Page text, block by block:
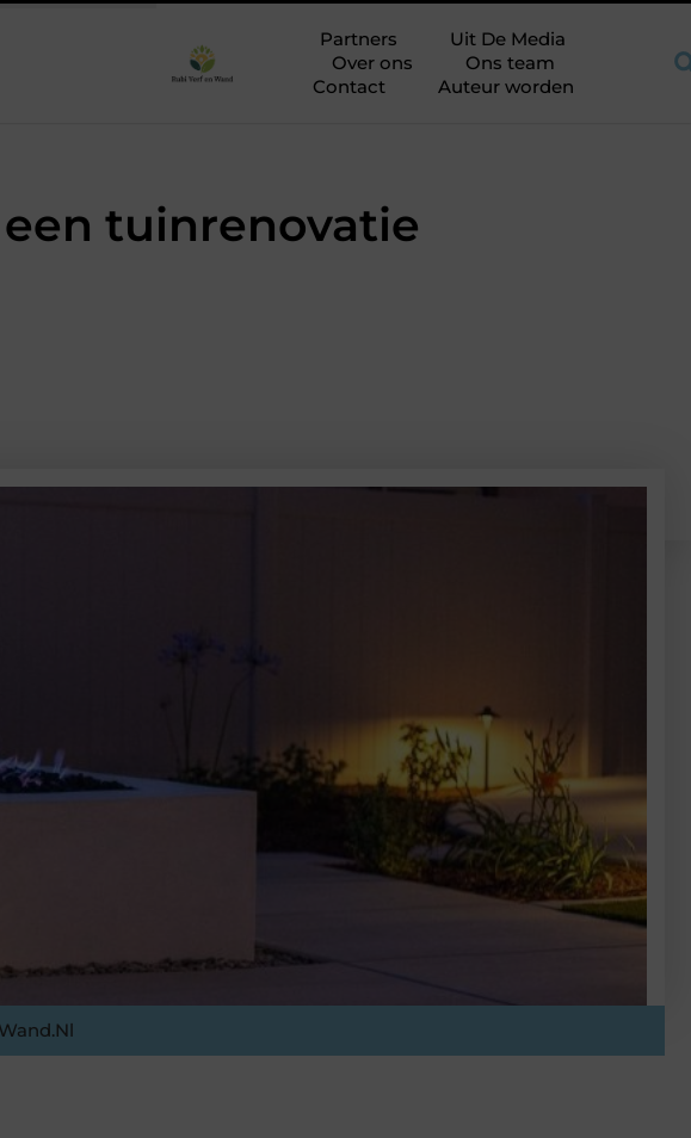
Partners
Uit De Media
Over ons
Ons team
Contact
Auteur worden
tuinrenovatie